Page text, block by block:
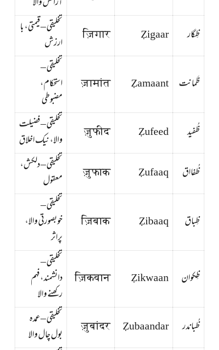
ظِگار
Ẓigaar
ज़िगार
تخلیقی – قیمتی، با
ارزش
ظَمانت Ẓamaant
ज़ामांत
تخلیقی –
استحکام،
مضبوطی
ظُفید
Ẓufeed
ज़ुफीद
تخلیقی – فضیلت
والا، نیک اخلاق
ظُفااق
Ẓufaaq
ज़ुफाक
تخلیقی – دلکش،
معقول
ظِباق Ẓibaaq
ज़िबाक
تخلیقی –
خوبصورتی والا،
پراثر
ظِکوان Ẓikwaan
ज़िकवान
تخلیقی –
دانشمند، فہم
رکھنے والا
ظُباندر
Ẓubaandar
ज़ुबांदर
تخلیقی – عمدہ
بول چال والا